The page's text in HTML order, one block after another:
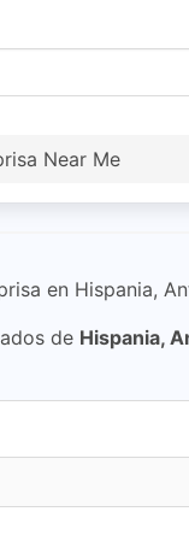
Near Me
en Hispania,
de Hispania,